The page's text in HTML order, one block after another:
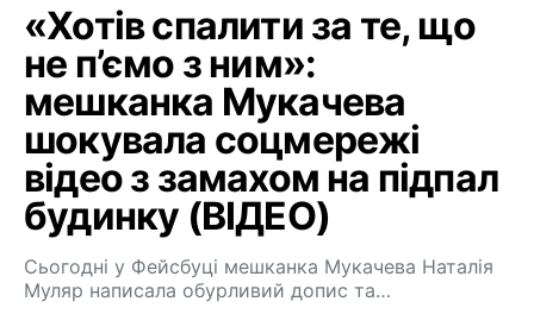
«Хотів спалити за те, що
не п’ємо з ним»:
мешканка Мукачева
шокувала соцмережі
відео з замахом на підпал
будинку (ВІДЕО)
Сьогодні у Фейсбуці мешканка Мукачева Наталія
Муляр написала обурливий допис та…